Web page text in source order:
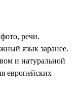
речи.
язык заранее.
и натуральной
европейских